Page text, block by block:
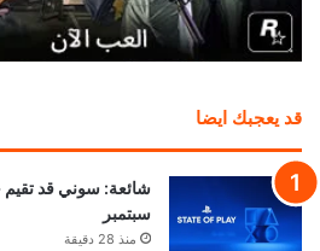
قد يعجبك ايضا
سبتمبر
منذ 28 دقيقة